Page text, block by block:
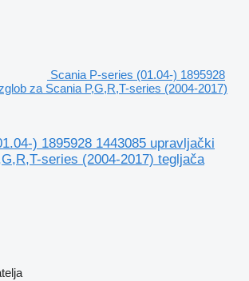
Scania P-series (01.04-) 1895928
za Scania P,G,R,T-series (2004-2017)
) 1895928 1443085 upravljački
series (2004-2017) tegljača